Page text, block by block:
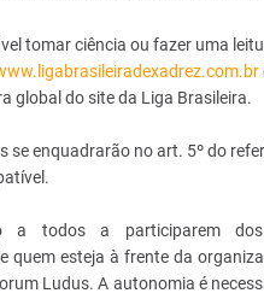
tomar ciência ou fazer uma
global do site da Liga Brasileira.
se enquadrarão no art. 5º do
a todos a participarem
quem esteja à frente da
Ludus. A autonomia é